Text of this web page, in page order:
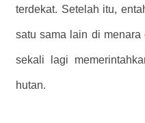
terdekat. Setelah itu,
satu sama lain di
sekali lagi
hutan.